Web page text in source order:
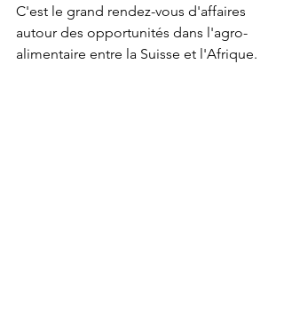
C'est le grand rendez-vous d'affaires
autour des opportunités dans l'agro-
alimentaire entre la Suisse et l'Afrique.